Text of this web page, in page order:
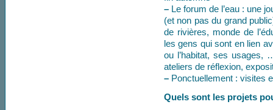
– Le forum de l’eau : une
(et non pas du grand
de rivières, monde de
les gens qui sont en lien
ou l’habitat, ses usages,
ateliers de réflexion,
– Ponctuellement : visites
Quels sont les projets